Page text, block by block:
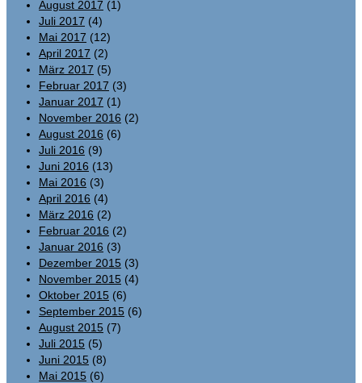
August 2017 (1)
Juli 2017 (4)
Mai 2017 (12)
April 2017 (2)
März 2017 (5)
Februar 2017 (3)
Januar 2017 (1)
November 2016 (2)
August 2016 (6)
Juli 2016 (9)
Juni 2016 (13)
Mai 2016 (3)
April 2016 (4)
März 2016 (2)
Februar 2016 (2)
Januar 2016 (3)
Dezember 2015 (3)
November 2015 (4)
Oktober 2015 (6)
September 2015 (6)
August 2015 (7)
Juli 2015 (5)
Juni 2015 (8)
Mai 2015 (6)